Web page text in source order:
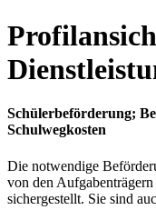
Schülerbeförderung;
Schulwegkosten
Die notwendige
von den
sichergestellt. Sie sind